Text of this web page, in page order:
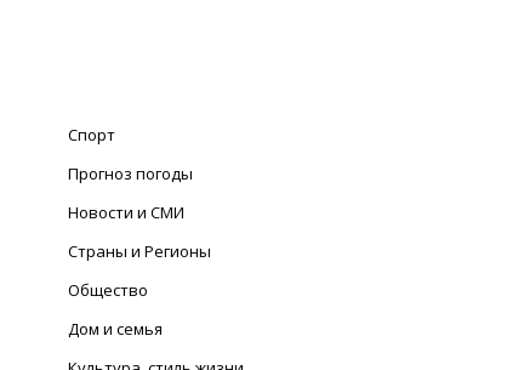
Спорт
Прогноз погоды
Новости и СМИ
Страны и Регионы
Общество
Дом и семья